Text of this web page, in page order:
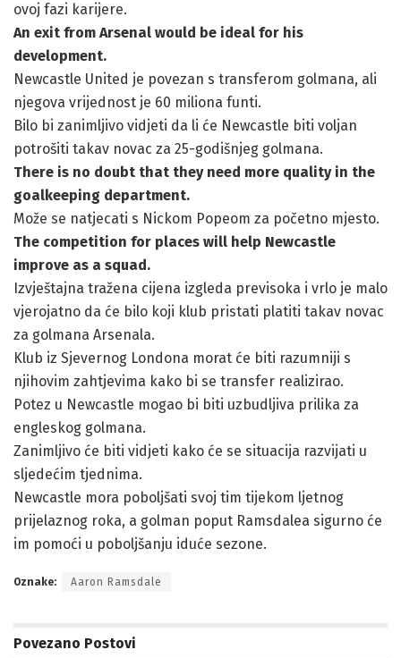
ovoj fazi karijere.
An exit from Arsenal would be ideal for his
development.
Newcastle United je povezan s transferom golmana, ali
njegova vrijednost je 60 miliona funti.
Bilo bi zanimljivo vidjeti da li će Newcastle biti voljan
potrošiti takav novac za 25-godišnjeg golmana.
There is no doubt that they need more quality in the
goalkeeping department.
Može se natjecati s Nickom Popeom za početno mjesto.
The competition for places will help Newcastle
improve as a squad.
Izvještajna tražena cijena izgleda previsoka i vrlo je malo
vjerojatno da će bilo koji klub pristati platiti takav novac
za golmana Arsenala.
Klub iz Sjevernog Londona morat će biti razumniji s
njihovim zahtjevima kako bi se transfer realizirao.
Potez u Newcastle mogao bi biti uzbudljiva prilika za
engleskog golmana.
Zanimljivo će biti vidjeti kako će se situacija razvijati u
sljedećim tjednima.
Newcastle mora poboljšati svoj tim tijekom ljetnog
prijelaznog roka, a golman poput Ramsdalea sigurno će
im pomoći u poboljšanju iduće sezone.
Oznake: Aaron Ramsdale
Povezano Postovi